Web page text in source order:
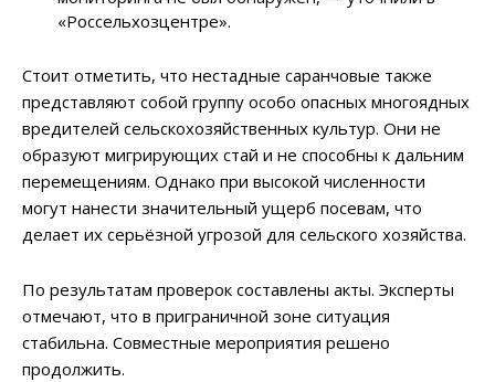
«Россельхозцентре».
Стоит отметить, что нестадные саранчовые также
представляют собой группу особо опасных многоядных
вредителей сельскохозяйственных культур. Они не
образуют мигрирующих стай и не способны к дальним
перемещениям. Однако при высокой численности
могут нанести значительный ущерб посевам, что
делает их серьёзной угрозой для сельского хозяйства.
По результатам проверок составлены акты. Эксперты
отмечают, что в приграничной зоне ситуация
стабильна. Совместные мероприятия решено
продолжить.